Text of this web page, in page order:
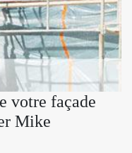
votre façade
Mike